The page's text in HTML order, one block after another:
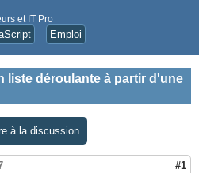
et IT Pro
Emploi
liste déroulante à partir d'une
à la discussion
#1